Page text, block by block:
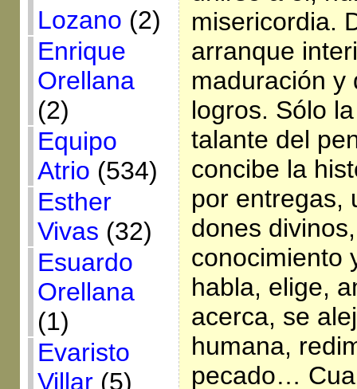
Lozano (2)
Enrique
Orellana
(2)
Equipo
Atrio (534)
Esther
Vivas (32)
Esuardo
Orellana
(1)
Evaristo
Villar(5)
misericordia.
arranque
maduración y
logros. Sólo
talante del
concibe la
por entregas,
dones
conocimiento
habla, elige,
acerca, se
humana,
pecado…